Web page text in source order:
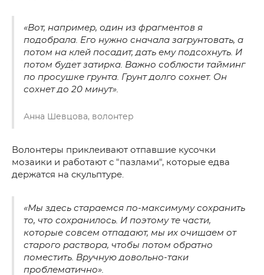
«Вот, например, один из фрагментов я
подобрала. Его нужно сначала загрунтовать, а
потом на клей посадит, дать ему подсохнуть. И
потом будет затирка. Важно соблюсти тайминг
по просушке грунта. Грунт долго сохнет. Он
сохнет до 20 минут».
Анна Шевцова, волонтер
Волонтеры приклеивают отпавшие кусочки
мозаики и работают с "пазлами", которые едва
держатся на скульптуре.
«Мы здесь стараемся по-максимуму сохранить
то, что сохранилось. И поэтому те части,
которые совсем отпадают, мы их очищаем от
старого раствора, чтобы потом обратно
поместить. Вручную довольно-таки
проблематично».